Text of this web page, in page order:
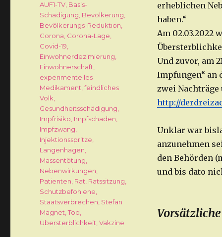
erheblichen
haben.“
Am 02.03.2022
Und zuvor, am
Impfungen“ an
zwei Nachträge
http://
Unklar war
anzunehmen
den Behörden
und bis dato
Schlagwörter
AUF1-TV Basis-
Schädigung Bevölkerung
Bevölkerungs-Reduktion
Corona Corona-Lage
Covid-19
Einwohnerdezimierung
Einwohnerschaft
experimentelles
Medikament ,feindliches
Volk
Gesundheitsschädigung
Impfrisiko Impfschäden
Impfzwang
Injektionsspritze
Langenhagen
Massentötung
Nebenwirkungen
Patienten Rat Ratssitzung
Schutzbefohlene
Staatsverbrechen Stefan
Magnet ,Tod
Übersterblichkeit ,Vakzine